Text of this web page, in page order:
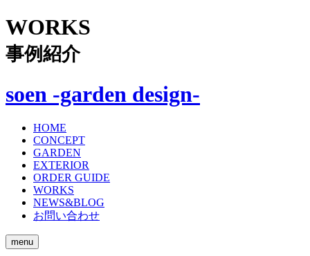
WORKS
事例紹介
soen -garden design-
HOME
CONCEPT
GARDEN
EXTERIOR
ORDER GUIDE
WORKS
NEWS&BLOG
お問い合わせ
menu